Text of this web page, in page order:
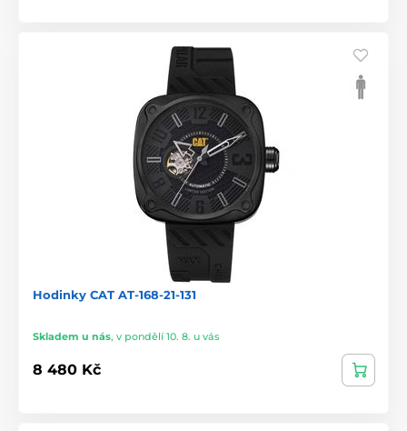
Hodinky CAT AT-168-21-131
Skladem u nás, v pondělí 10. 8. u vás
8 480 Kč